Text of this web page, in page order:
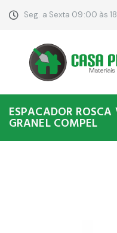
Seg. a Sexta 09:00 às
ESPACADOR
GRANEL COMPEL